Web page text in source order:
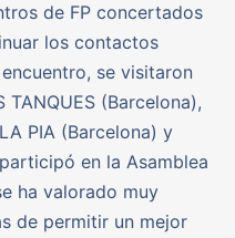
de FP concertados
los contactos
se visitaron
TANQUES (Barcelona),
PIA (Barcelona) y
en la Asamblea
ha valorado muy
de permitir un mejor